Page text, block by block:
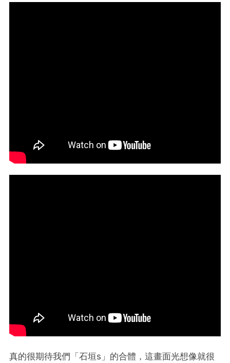
真的很期待我們「石垣s」的合體，這畫面光想像就很